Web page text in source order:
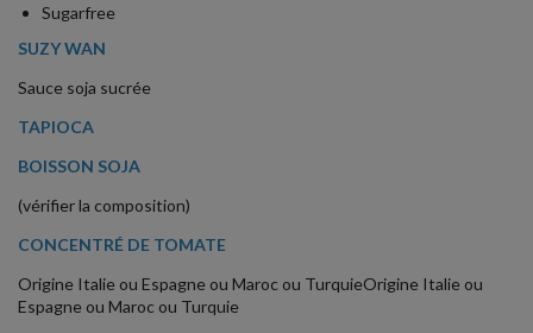
Sugarfree
SUZY WAN
Sauce soja sucrée
TAPIOCA
BOISSON SOJA
(vérifier la composition)
CONCENTRÉ DE TOMATE
Origine Italie ou Espagne ou Maroc ou TurquieOrigine Italie ou
Espagne ou Maroc ou Turquie